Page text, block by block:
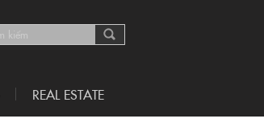
REAL ESTATE